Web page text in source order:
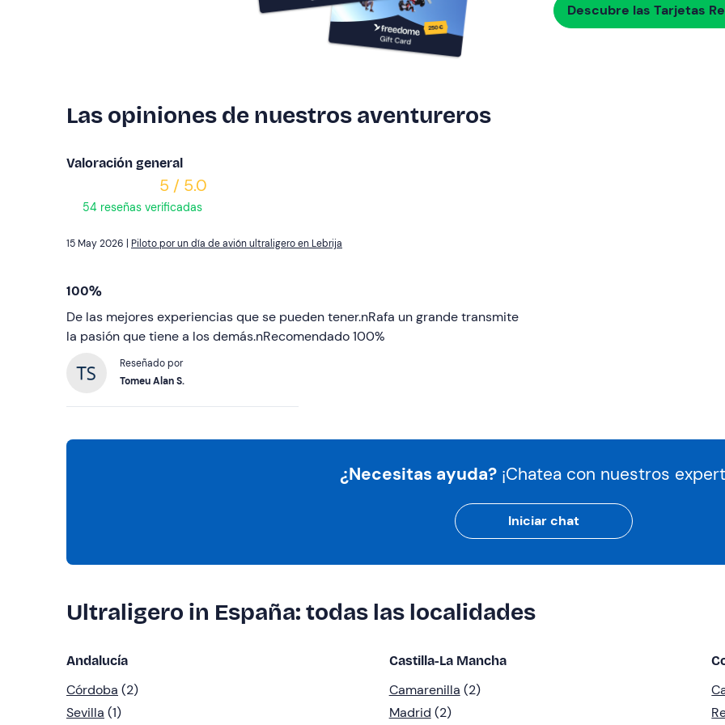
Descubre las Tarjetas
Las opiniones de nuestros aventureros
Valoración general
5 / 5.0
54 reseñas verificadas
Piloto por un día de avión ultraligero en Lebrija
100%
De las mejores experiencias que se pueden tener.nRafa un grande transmite
la pasión que tiene a los demás.nRecomendado 100%
Reseñado por
Tomeu Alan S.
¿Necesitas ayuda? ¡Chatea con nuestros
Iniciar chat
Ultraligero in España: todas las localidades
Andalucía
Córdoba (2)
Sevilla (1)
Castilla-La Mancha
Camarenilla (2)
Madrid (2)